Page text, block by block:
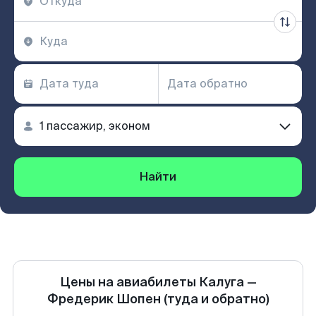
Найти
Цены на авиабилеты Калуга—
Фредерик Шопен (туда и обратно)